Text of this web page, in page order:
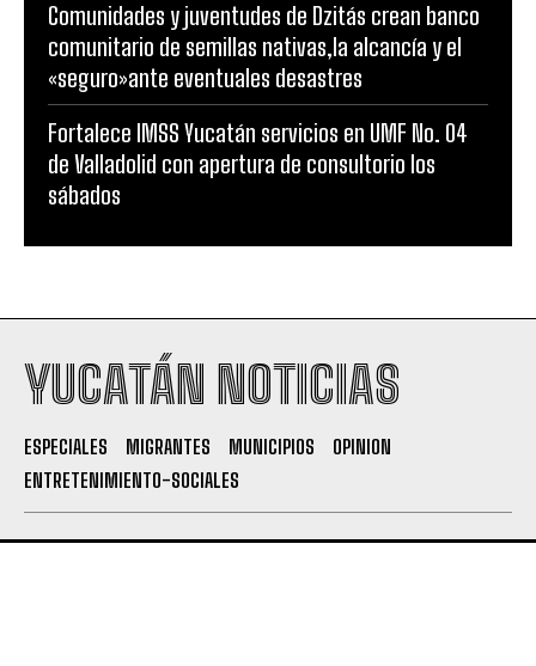
Comunidades y juventudes de Dzitás crean banco
comunitario de semillas nativas,la alcancía y el
«seguro»ante eventuales desastres
Fortalece IMSS Yucatán servicios en UMF No. 04
de Valladolid con apertura de consultorio los
sábados
YUCATÁN NOTICIAS
ESPECIALES MIGRANTES MUNICIPIOS
OPINION
ENTRETENIMIENTO-SOCIALES